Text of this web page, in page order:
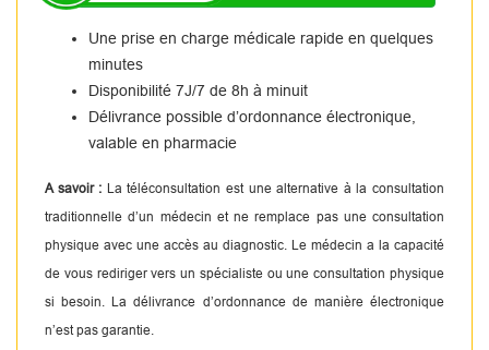
Une prise en charge médicale rapide en quelques
minutes
Disponibilité 7J/7 de 8h à minuit
Délivrance possible d’ordonnance électronique,
valable en pharmacie
A savoir : La téléconsultation est une alternative à la consultation
traditionnelle d’un médecin et ne remplace pas une consultation
physique avec une accès au diagnostic. Le médecin a la capacité
de vous rediriger vers un spécialiste ou une consultation physique
si besoin. La délivrance d’ordonnance de manière électronique
n’est pas garantie.